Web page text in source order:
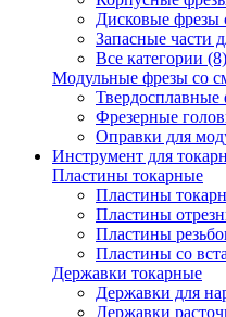
Дисковые фрезы
Запасные части
Все категории (8)
Модульные фрезы со
Твердосплавные
Фрезерные
Оправки для
Инструмент для
Пластины токарные
Пластины
Пластины
Пластины
Пластины со
Державки токарные
Державки для
Державки